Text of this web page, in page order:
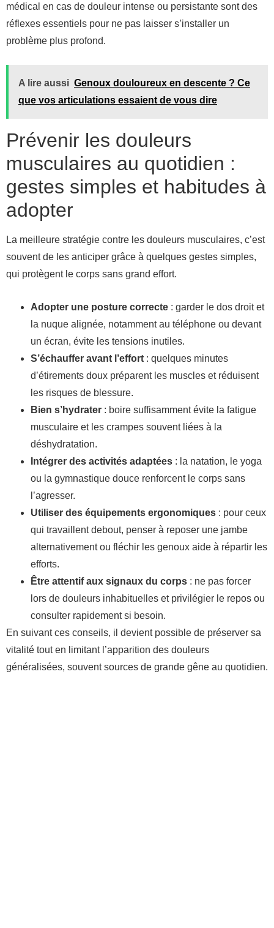
médical en cas de douleur intense ou persistante sont des
réflexes essentiels pour ne pas laisser s’installer un
problème plus profond.
A lire aussi Genoux douloureux en descente ? Ce
que vos articulations essaient de vous dire
Prévenir les douleurs
musculaires au quotidien :
gestes simples et habitudes à
adopter
La meilleure stratégie contre les douleurs musculaires, c’est
souvent de les anticiper grâce à quelques gestes simples,
qui protègent le corps sans grand effort.
Adopter une posture correcte : garder le dos droit et
la nuque alignée, notamment au téléphone ou devant
un écran, évite les tensions inutiles.
S’échauffer avant l’effort : quelques minutes
d’étirements doux préparent les muscles et réduisent
les risques de blessure.
Bien s’hydrater : boire suffisamment évite la fatigue
musculaire et les crampes souvent liées à la
déshydratation.
Intégrer des activités adaptées : la natation, le yoga
ou la gymnastique douce renforcent le corps sans
l’agresser.
Utiliser des équipements ergonomiques : pour ceux
qui travaillent debout, penser à reposer une jambe
alternativement ou fléchir les genoux aide à répartir les
efforts.
Être attentif aux signaux du corps : ne pas forcer
lors de douleurs inhabituelles et privilégier le repos ou
consulter rapidement si besoin.
En suivant ces conseils, il devient possible de préserver sa
vitalité tout en limitant l’apparition des douleurs
généralisées, souvent sources de grande gêne au quotidien.